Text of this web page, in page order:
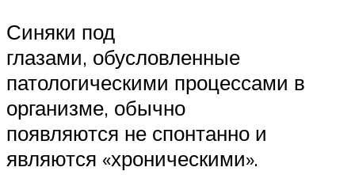
Синяки под
глазами, обусловленные
патологическими процессами в
организме, обычно
появляются не спонтанно и
являются «хроническими».